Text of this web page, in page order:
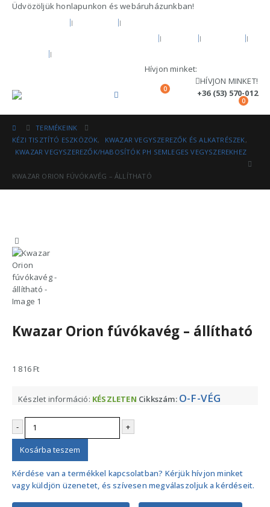
Üdvözöljük honlapunkon és webáruházunkban!
Hívjon minket:
0
HÍVJON MINKET!
+36 (53) 570-012
0
TERMÉKEINK
KÉZI TISZTÍTÓ ESZKÖZÖK, KWAZAR VEGYSZEREZŐK ÉS ALKATRÉSZEK,
KWAZAR VEGYSZEREZŐK/HABOSÍTÓK PH SEMLEGES VEGYSZEREKHEZ
KWAZAR ORION FÚVÓKAVÉG – ÁLLÍTHATÓ
Kwazar Orion fúvókavég – állítható
1 816Ft
Készlet információ: KÉSZLETEN Cikkszám: O-F-VÉG
- +
Kosárba teszem
Kérdése van a termékkel kapcsolatban? Kérjük hívjon minket
vagy küldjön üzenetet, és szívesen megválaszoljuk a kérdéseit.